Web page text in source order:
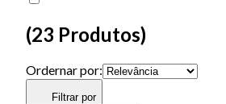
(23 Produtos)
Ordernar por:
Filtrar por